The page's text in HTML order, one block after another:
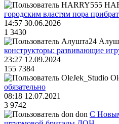
городским властям пора
14:57 30.06.2026
1 3430
конструкторы: развивающие
23:27 12.09.2024
155 7384
обязательно
08:18 12.07.2021
3 9742
don С Новым